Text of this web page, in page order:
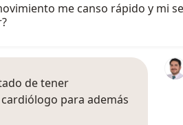
me canso rápido y mi
de tener
para además